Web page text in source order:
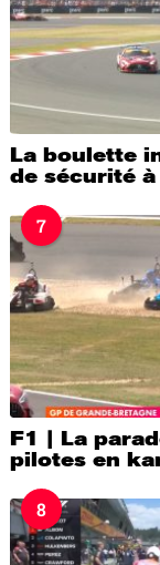
La boulette
de sécurité
7
F1 | La
pilotes en
8